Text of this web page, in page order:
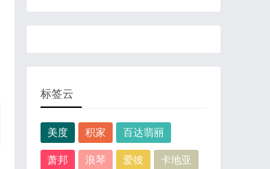
标签云
美度 积家 百达翡丽
萧邦 浪琴 爱彼 卡地亚